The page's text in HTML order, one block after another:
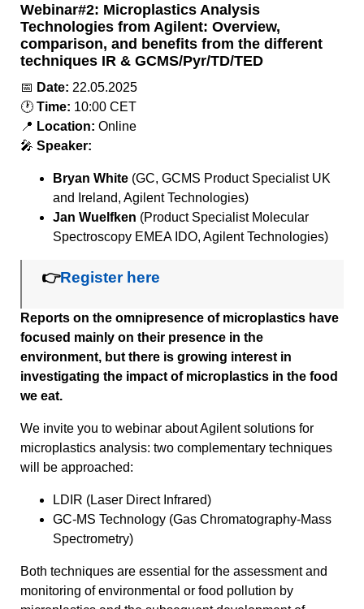
Webinar#2: Microplastics Analysis
Technologies from Agilent: Overview,
comparison, and benefits from the different
techniques IR & GCMS/Pyr/TD/TED
📅 Date: 22.05.2025
🕐 Time: 10:00 CET
📍 Location: Online
🎤 Speaker:
Bryan White (GC, GCMS Product Specialist UK
and Ireland, Agilent Technologies)
Jan Wuelfken (Product Specialist Molecular
Spectroscopy EMEA IDO, Agilent Technologies)
👉Register here
Reports on the omnipresence of microplastics have
focused mainly on their presence in the
environment, but there is growing interest in
investigating the impact of microplastics in the food
we eat.
We invite you to webinar about Agilent solutions for
microplastics analysis: two complementary techniques
will be approached:
LDIR (Laser Direct Infrared)
GC-MS Technology (Gas Chromatography-Mass
Spectrometry)
Both techniques are essential for the assessment and
monitoring of environmental or food pollution by